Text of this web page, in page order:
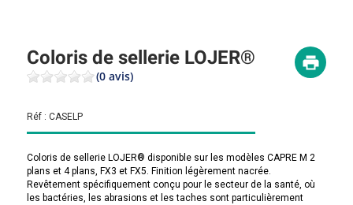
Coloris de sellerie LOJER®
(0 avis)
Réf : CASELP
Coloris de sellerie LOJER® disponible sur les modèles CAPRE M 2
plans et 4 plans, FX3 et FX5. Finition légèrement nacrée.
Revêtement spécifiquement conçu pour le secteur de la santé, où
les bactéries, les abrasions et les taches sont particulièrement